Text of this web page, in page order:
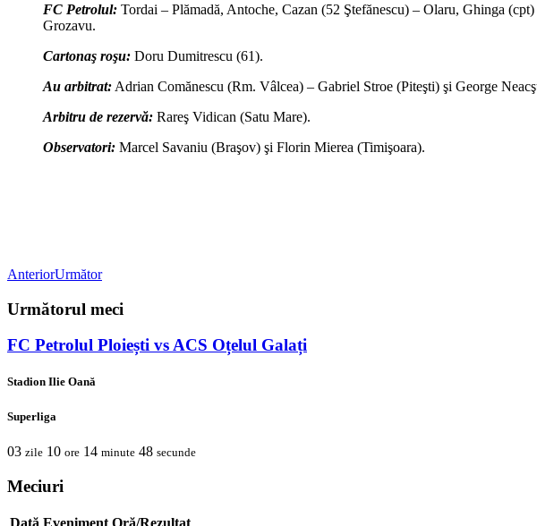
FC Petrolul: Tordai – Plămadă, Antoche, Cazan (52 Ştefănescu) – Olaru, Ghinga
Grozavu.
Cartonaş roşu: Doru Dumitrescu (61).
Au arbitrat: Adrian Comănescu (Rm. Vâlcea) – Gabriel Stroe (Piteşti) şi George
Arbitru de rezervă: Rareş Vidican (Satu Mare).
Observatori: Marcel Savaniu (Braşov) şi Florin Mierea (Timişoara).
AnteriorUrmător
Următorul meci
FC Petrolul Ploiești vs ACS Oțelul Galați
Stadion Ilie Oană
Superliga
03 zile 10 ore 14 minute 48 secunde
Meciuri